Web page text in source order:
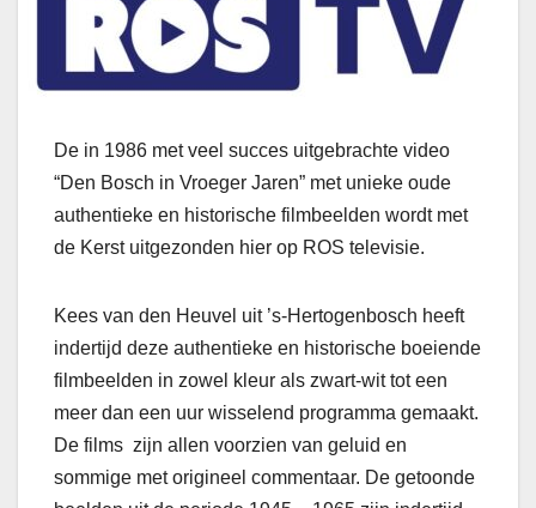
De in 1986 met veel succes uitgebrachte video
“Den Bosch in Vroeger Jaren” met unieke oude
authentieke en historische filmbeelden wordt met
de Kerst uitgezonden hier op ROS televisie.
Kees van den Heuvel uit ’s-Hertogenbosch heeft
indertijd deze authentieke en historische boeiende
filmbeelden in zowel kleur als zwart-wit tot een
meer dan een uur wisselend programma gemaakt.
De films zijn allen voorzien van geluid en
sommige met origineel commentaar. De getoonde